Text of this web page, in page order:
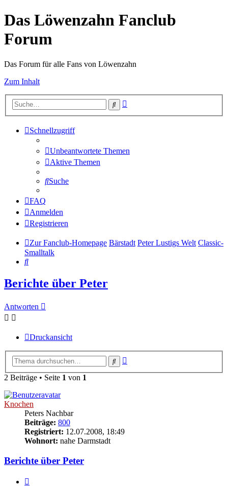
Das Löwenzahn Fanclub
Forum
Das Forum für alle Fans von Löwenzahn
Zum Inhalt
Suche
Schnellzugriff
Unbeantwortete Themen
Aktive Themen
Suche
FAQ
Anmelden
Registrieren
Zur Fanclub-Homepage Bärstadt Peter Lustigs Welt Classic-
Smalltalk
Suche
Berichte über Peter
Antworten
Druckansicht
Suche
2 Beiträge • Seite 1 von 1
Knochen
Peters Nachbar
Beiträge: 800
Registriert: 12.07.2008, 18:49
Wohnort: nahe Darmstadt
Berichte über Peter